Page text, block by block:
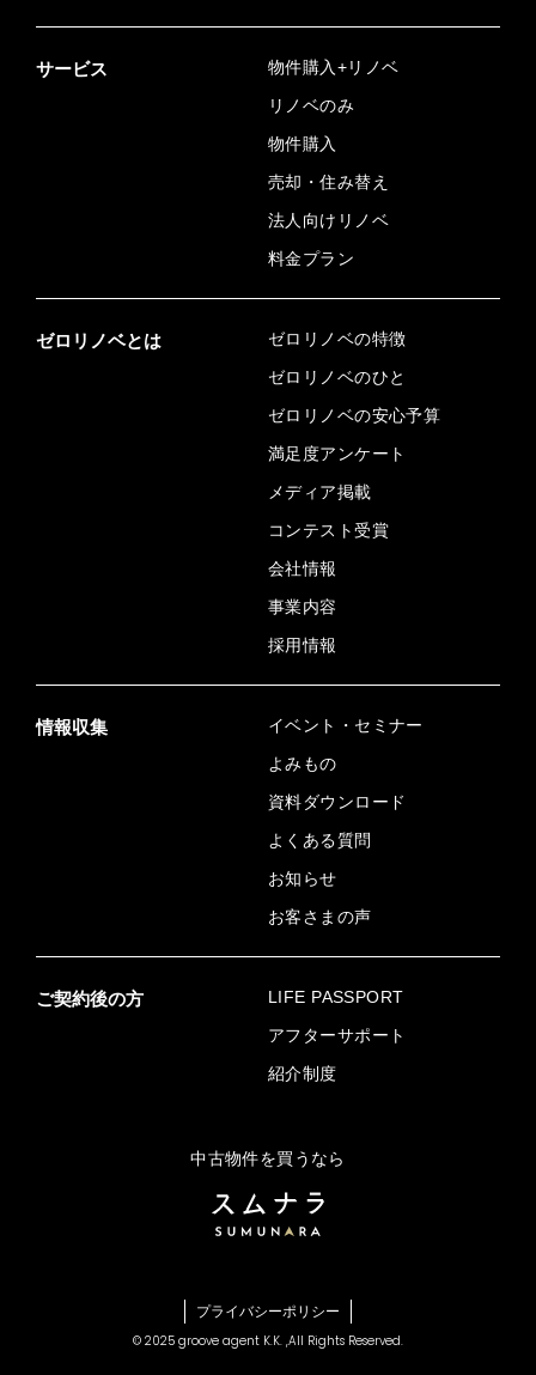
サービス
物件購入+リノベ
リノベのみ
物件購入
売却・住み替え
法人向けリノベ
料金プラン
ゼロリノベとは
ゼロリノベの特徴
ゼロリノベのひと
ゼロリノベの安心予算
満足度アンケート
メディア掲載
コンテスト受賞
会社情報
事業内容
採用情報
情報収集
イベント・セミナー
よみもの
資料ダウンロード
よくある質問
お知らせ
お客さまの声
ご契約後の方
LIFE PASSPORT
アフターサポート
紹介制度
中古物件を買うなら
プライバシーポリシー
© 2025 groove agent K.K. ,All Rights Reserved.